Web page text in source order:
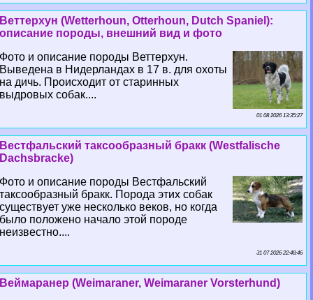
Веттерхун (Wetterhoun, Otterhoun, Dutch Spaniel):
описание породы, внешний вид и фото
Фото и описание породы Веттерхун.
Выведена в Нидерландах в 17 в. для охоты
на дичь. Происходит от старинных
выдровых собак....
01 08 2026 13:35:27
Вестфальский таксообразный бpaкк (Westfalische
Dachsbracke)
Фото и описание породы Вестфальский
таксообразный бpaкк. Порода этих собак
существует уже несколько веков, но когда
было положено начало этой породе
неизвестно....
31 07 2026 22:48:46
Веймаранер (Weimaraner, Weimaraner Vorsterhund)